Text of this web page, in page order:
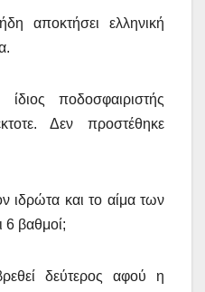
αποκτήσει ελληνική
ποδοσφαιριστής
Δεν προστέθηκε
ιδρώτα και το αίμα των
6 βαθμοί;
δεύτερος αφού η